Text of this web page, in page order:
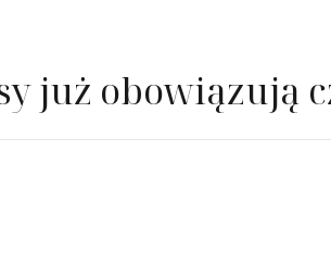
już obowiązują